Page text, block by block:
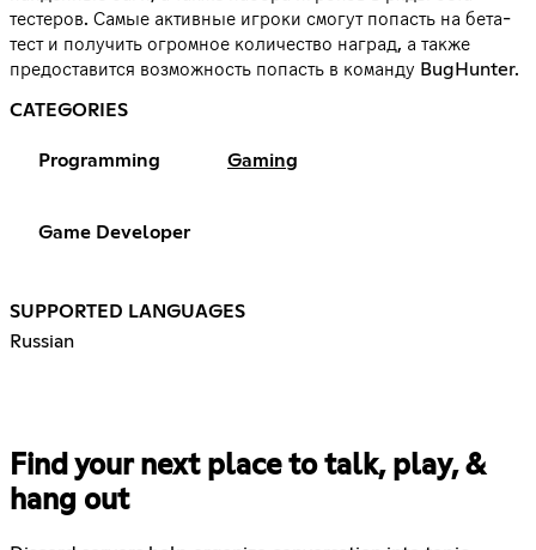
тестеров. Самые активные игроки смогут попасть на бета-
тест и получить огромное количество наград, а также
предоставится возможность попасть в команду BugHunter.
CATEGORIES
Programming Gaming
Game Developer
SUPPORTED LANGUAGES
Russian
Find your next place to talk, play, &
hang out